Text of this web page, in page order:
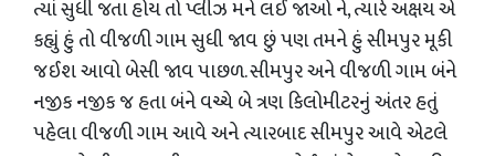
ત્યાં સુધી જતા હોય તો પ્લીઝ મને લઈ જાઓ ને, ત્યારે અક્ષય એ
કહ્યું હું તો વીજળી ગામ સુધી જાવ છું પણ તમને હું સીમપુર મૂકી
જઈશ આવો બેસી જાવ પાછળ. સીમપુર અને વીજળી ગામ બંને
નજીક નજીક જ હતા બંને વચ્ચે બે ત્રણ કિલોમીટરનું અંતર હતું
પહેલા વીજળી ગામ આવે અને ત્યારબાદ સીમપુર આવે એટલે